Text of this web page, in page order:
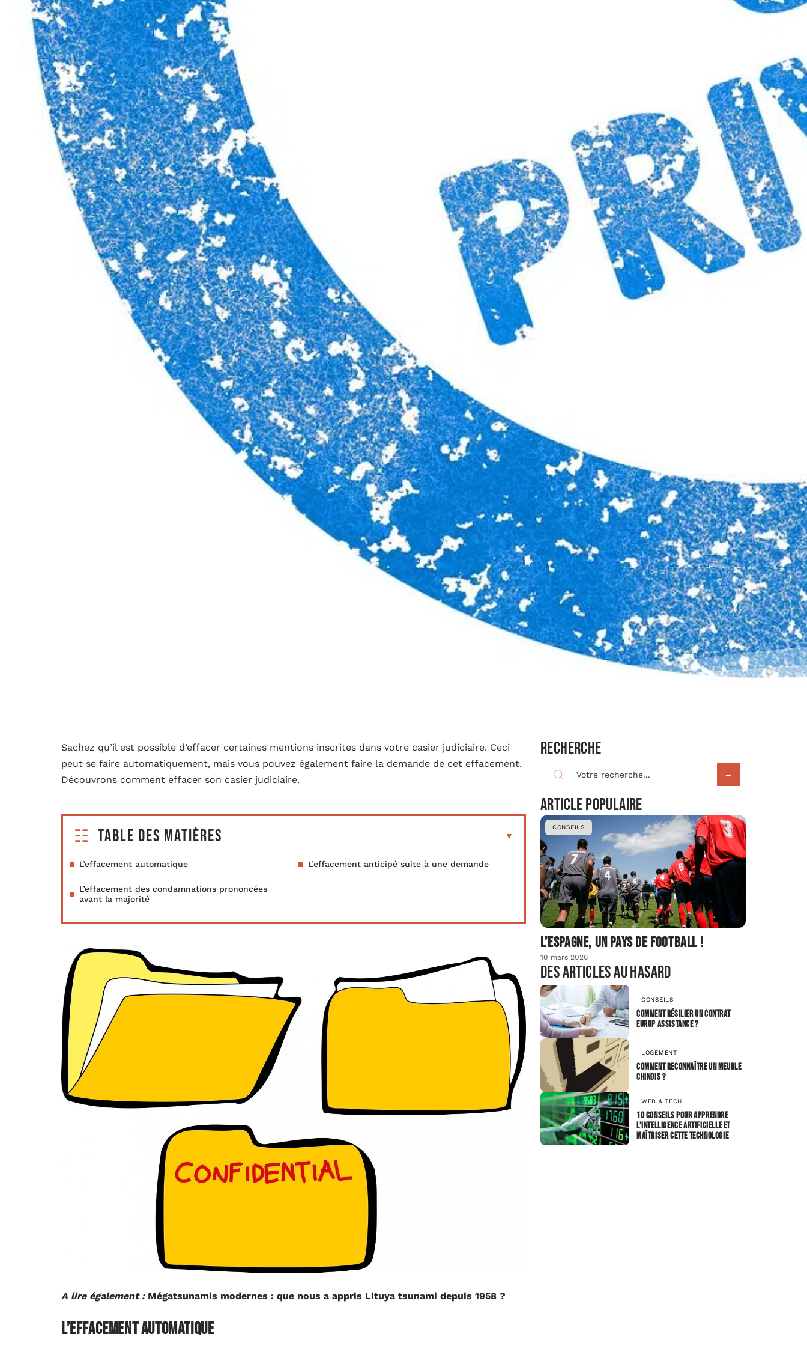
Sachez qu’il est possible d’effacer certaines mentions inscrites dans votre casier judiciaire. Ceci
peut se faire automatiquement, mais vous pouvez également faire la demande de cet effacement.
Découvrons comment effacer son casier judiciaire.
Table des matières
L’effacement automatique L’effacement anticipé suite à une demande
L’effacement des condamnations prononcées
avant la majorité
A lire également : Mégatsunamis modernes : que nous a appris Lituya tsunami depuis 1958 ?
L’effacement automatique
Recherche
Article populaire
CONSEILS
L’Espagne, un pays de football !
10 mars 2026
Des articles au hasard
CONSEILS
Comment résilier un contrat
Europ Assistance ?
LOGEMENT
Comment reconnaître un meuble
chinois ?
WEB & TECH
10 conseils pour apprendre
l’intelligence artificielle et
maîtriser cette technologie